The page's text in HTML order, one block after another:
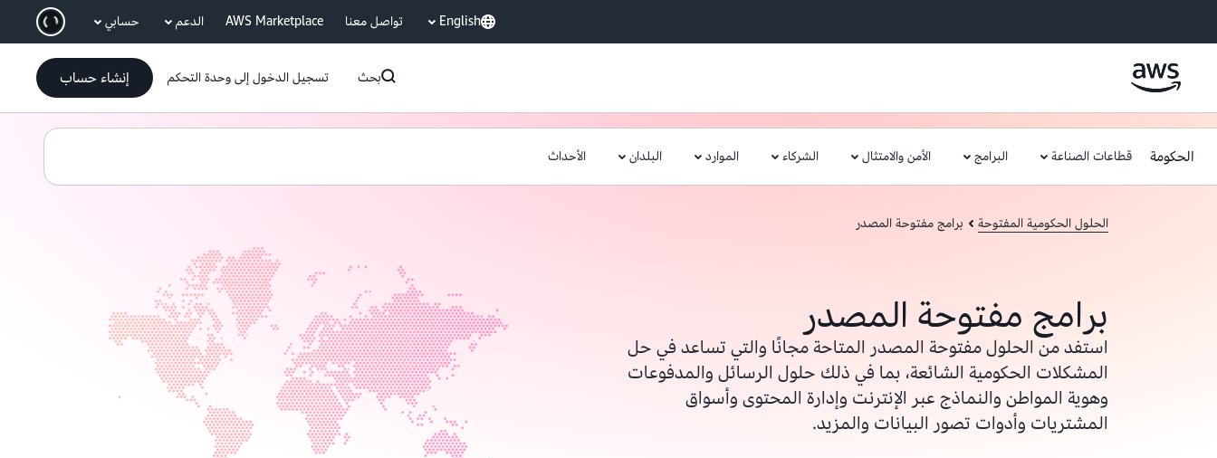
انتقل إلى المحتوى الرئيسي English تواصل معنا AWS Marketplace الدعم حسابي
بحث تسجيل الدخول إلى وحدة التحكم إنشاء حساب
الحكومة قطاعات الصناعة البرامج الأمن والامتثال الشركاء الموارد البلدان الأحداث
الحلول الحكومية المفتوحة برامج مفتوحة المصدر
برامج مفتوحة المصدر
استفد من الحلول مفتوحة المصدر المتاحة مجانًا والتي تساعد في حل
المشكلات الحكومية الشائعة، بما في ذلك حلول الرسائل والمدفوعات
وهوية المواطن والنماذج عبر الإنترنت وإدارة المحتوى وأسواق
المشتريات وأدوات تصور البيانات والمزيد.